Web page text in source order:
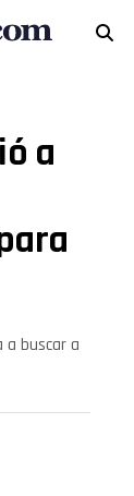
a
a buscar a